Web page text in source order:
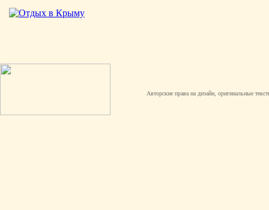
Авторские права на дизайн, оригинальные